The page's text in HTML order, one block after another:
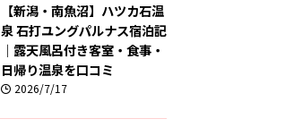
【新潟・南魚沼】ハツカ石温
泉 石打ユングパルナス宿泊記
｜露天風呂付き客室・食事・
日帰り温泉を口コミ
2026/7/17